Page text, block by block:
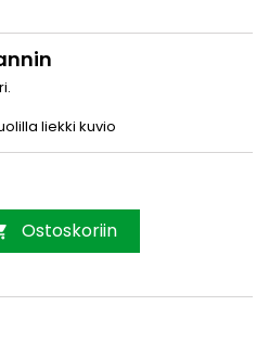
liekki kuvio
Ostoskoriin